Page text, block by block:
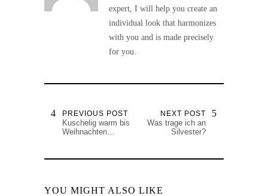
expert, I will help you create an
individual look that harmonizes
with you and is made precisely
for you.
PREVIOUS POST
Kuschelig warm bis
Weihnachten…
NEXT POST
Was trage ich an
Silvester?
YOU MIGHT ALSO LIKE